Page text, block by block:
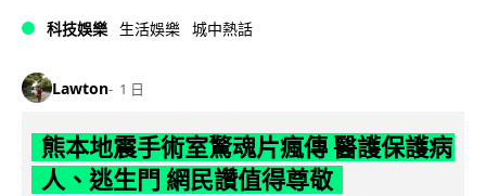
科技娛樂 生活娛樂 城中熱話
Lawton 1 日
熊本地震手術室驚魂片瘋傳 醫護保護病
人、逃生門 網民讚值得尊敬